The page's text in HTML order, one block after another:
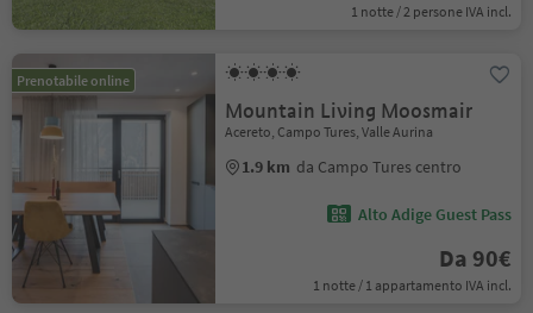
1 notte / 2 persone IVA incl.
Prenotabile online
Mountain Living Moosmair
Acereto, Campo Tures, Valle Aurina
1.9 km da Campo Tures centro
Alto Adige Guest Pass
Da 90€
1 notte / 1 appartamento IVA incl.